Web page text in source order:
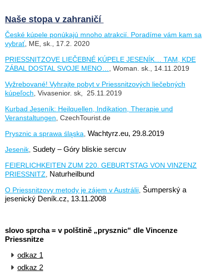
Naše stopa v zahraničí
České kúpele ponúkajú mnoho atrakcií. Poradíme vám kam sa
vybrať, ME, sk., 17.2. 2020
PRIESSNITZOVE LIEČEBNÉ KÚPELE JESENÍK… TAM, KDE
ZÁBAL DOSTAL SVOJE MENO…
, Woman. sk., 14.11.2019
Vyžrebované! Vyhrajte pobyt v Priessnitzových liečebných
kúpeľoch , Vivasenior. sk, 25.11.2019
Kurbad Jeseník: Heilquellen, Indikation, Therapie und
Veranstaltungen , CzechTourist.de
Prysznic a sprawa śląska Wachtyrz.eu, 29.8.2019
Jesenik Sudety – Góry bliskie sercuv
FEIERLICHKEITEN ZUM 220. GEBURTSTAG VON VINZENZ
PRIESSNITZ
Naturheilbund
O Priessnitzovy metody je zájem v Austrálii Šumperský a
jesenický Deník.cz, 13.11.2008
slovo sprcha = v polštině „prysznic“ dle Vincenze
Priessnitze
odkaz 1
odkaz 2